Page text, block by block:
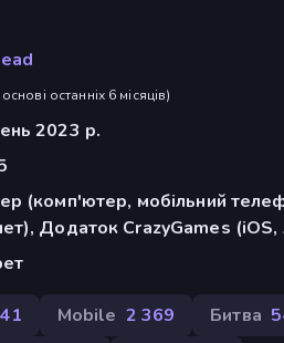
останніх 6 місяців)
2023 р.
(комп'ютер, мобільний
Додаток CrazyGames (iOS,
41 Mobile 2 369 Битва